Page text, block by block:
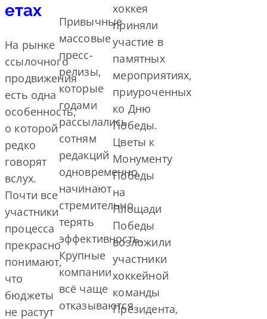
етах
На рынке
ссылочного
продвижения
есть одна
особенность,
о которой
редко
говорят
вслух.
Почти все
участники
процесса
прекрасно
понимают,
что
бюджеты
не растут
Привычные
массовые
пресс-
релизы,
которые
годами
рассылались
сотням
редакций
одновременно,
начинают
стремительно
терять
эффективность.
Крупные
компании
всё чаще
отказываются
хоккея
приняли
участие в
памятных
мероприятиях,
приуроченных
ко Дню
Победы.
Цветы к
Монументу
Победы
на
Площади
Победы
возложили
участники
хоккейной
команды
Президента,